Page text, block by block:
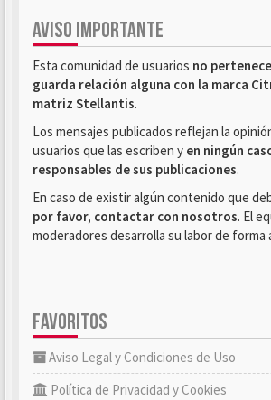
AVISO IMPORTANTE
Esta comunidad de usuarios no
guarda relación alguna con la marca
matriz Stellantis.
Los mensajes publicados reflejan la
usuarios que las escriben y en ningún
responsables de sus publicaciones.
En caso de existir algún contenido que
por favor, contactar con nosotros. El
moderadores desarrolla su labor de forma
FAVORITOS
Aviso Legal y Condiciones de Uso
Política de Privacidad y Cookies